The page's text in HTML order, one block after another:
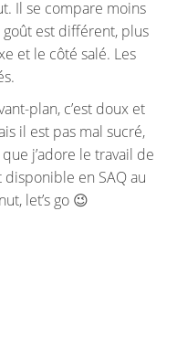
Il se compare moins
est différent, plus
et le côté salé. Les
plan, c’est doux et
il est pas mal sucré,
j’adore le travail de
en SAQ au
let’s go 😉